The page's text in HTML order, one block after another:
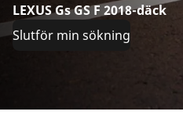
LEXUS Gs GS F 2018-däck
Slutför min sökning